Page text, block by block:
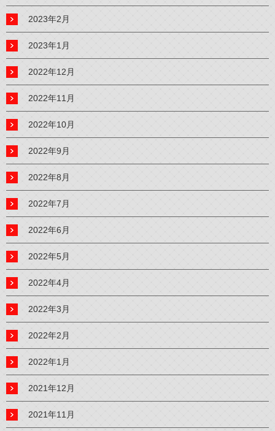
2023年2月
2023年1月
2022年12月
2022年11月
2022年10月
2022年9月
2022年8月
2022年7月
2022年6月
2022年5月
2022年4月
2022年3月
2022年2月
2022年1月
2021年12月
2021年11月